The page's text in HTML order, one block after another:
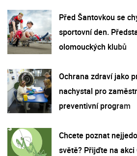
Před Šantovkou se
sportovní den.
olomouckých klubů
Ochrana zdraví jako
nachystal pro
preventivní program
Chcete poznat
světě? Přijďte na akci